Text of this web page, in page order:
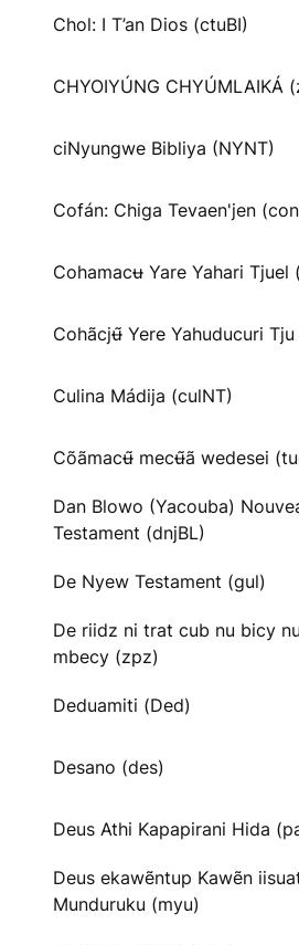
Chol: I T’an Dios (ctuBI)
CHYOIYÚNG CHYÚMLAIKÁ
ciNyungwe Bibliya (NYNT)
Cofán: Chiga Tevaen'jen
Cohamacʉ Yare Yahari Tjuel
Cohãcjʉ̃ Yere Yahuducuri
Culina Mádija (culNT)
Cõãmacʉ̃ mecʉ̃ã wedesei
Dan Blowo (Yacouba)
Testament (dnjBL)
De Nyew Testament (gul)
De riidz ni trat cub nu bicy
mbecy (zpz)
Deduamiti (Ded)
Desano (des)
Deus Athi Kapapirani Hida
Deus ekawẽntup Kawẽn
Munduruku (myu)